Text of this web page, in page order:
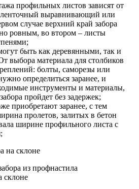
профильных листов зависят от
выравнивающий или
случае верхний край забора
ровным, во втором – листы
быть как деревянными, так и
выбора материала для столбиков
болты, саморезы или
определиться заранее, и
инструменты и материалы,
пройдет без задержек;
приобретают заранее, с тем
пролетов, залитых в бетон
ширине профильного листа с
из профнастила
склоне